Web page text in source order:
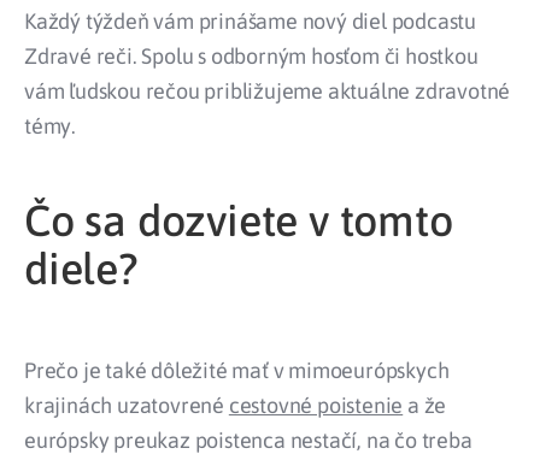
Každý týždeň vám prinášame nový diel podcastu
Zdravé reči. Spolu s odborným hosťom či hostkou
vám ľudskou rečou približujeme aktuálne zdravotné
témy.
Čo sa dozviete v tomto
diele?
Prečo je také dôležité mať v mimoeurópskych
krajinách uzatovrené cestovné poistenie a že
európsky preukaz poistenca nestačí, na čo treba